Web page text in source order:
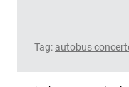
Tag: autobus